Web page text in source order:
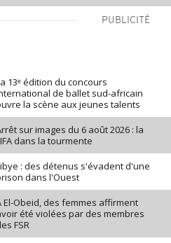
PUBLICITÉ
13ᵉ édition du concours
de ballet sud-africain
la scène aux jeunes talents
sur images du 6 août 2026 : la
dans la tourmente
: des détenus s'évadent d'une
dans l'Ouest
El-Obeid, des femmes affirment
été violées par des membres
FSR